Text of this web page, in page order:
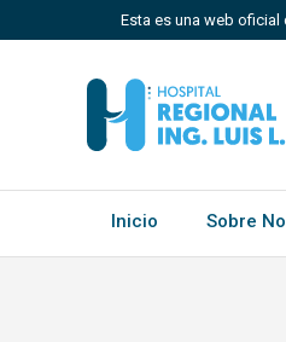
al
Esta es una web
Un sitio .gob.do,
Estado
Inicio Sobre